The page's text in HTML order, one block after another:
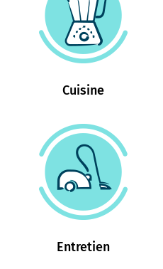
Cuisine
Entretien